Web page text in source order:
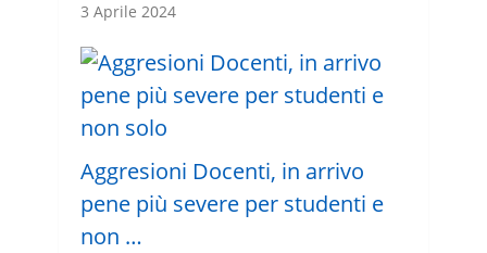
3 Aprile 2024
Aggresioni Docenti, in arrivo
pene più severe per studenti e
non …